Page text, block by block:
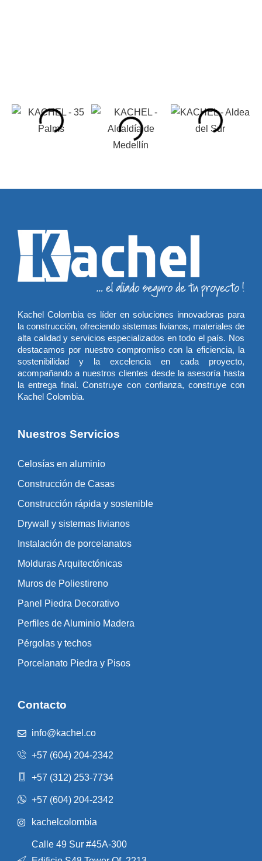
Kachel Colombia es líder en soluciones innovadoras para
la construcción, ofreciendo sistemas livianos, materiales de
alta calidad y servicios especializados en todo el país. Nos
destacamos por nuestro compromiso con la eficiencia, la
sostenibilidad y la excelencia en cada proyecto,
acompañando a nuestros clientes desde la asesoría hasta
la entrega final. Construye con confianza, construye con
Kachel Colombia.
Nuestros Servicios
Celosías en aluminio
Construcción de Casas
Construcción rápida y sostenible
Drywall y sistemas livianos
Instalación de porcelanatos
Molduras Arquitectónicas
Muros de Poliestireno
Panel Piedra Decorativo
Perfiles de Aluminio Madera
Pérgolas y techos
Porcelanato Piedra y Pisos
Contacto
info@kachel.co
+57 (604) 204-2342
+57 (312) 253-7734
+57 (604) 204-2342
kachelcolombia
Calle 49 Sur #45A-300